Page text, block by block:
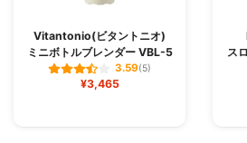
Vitantonio(ビタントニオ)
ミニボトルブレンダー VBL-5
3.59(5)
¥3,465
ス